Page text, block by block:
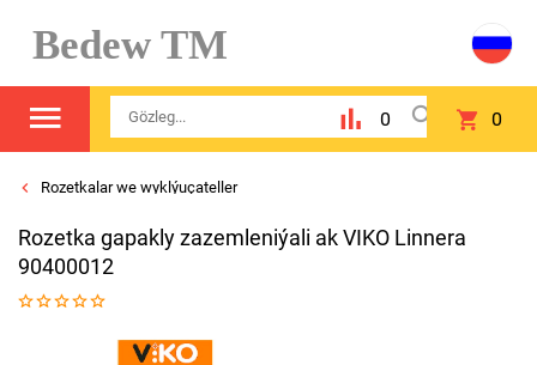
Bedew TM
0 0
Rozetkalar we wyklýuçateller
Rozetka gapakly zazemleniýali ak VIKO Linnera
90400012